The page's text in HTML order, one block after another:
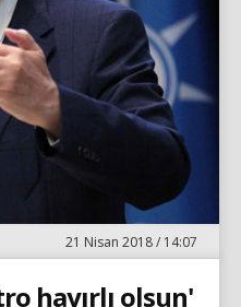
21 Nisan 2018 / 14:07
hayırlı olsun'